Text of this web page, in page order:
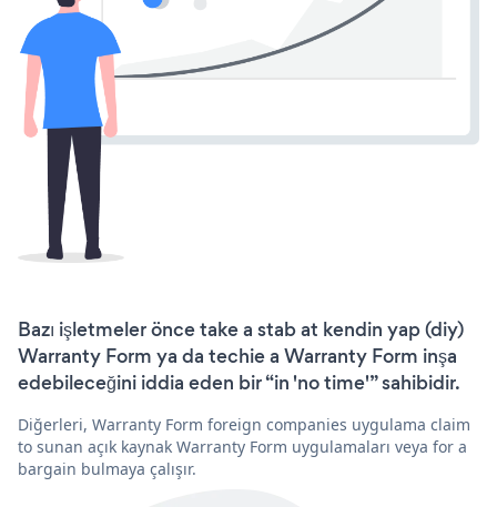
Bazı işletmeler önce take a stab at kendin yap (diy)
Warranty Form ya da techie a Warranty Form inşa
edebileceğini iddia eden bir “in 'no time'” sahibidir.
Diğerleri, Warranty Form foreign companies uygulama claim
to sunan açık kaynak Warranty Form uygulamaları veya for a
bargain bulmaya çalışır.